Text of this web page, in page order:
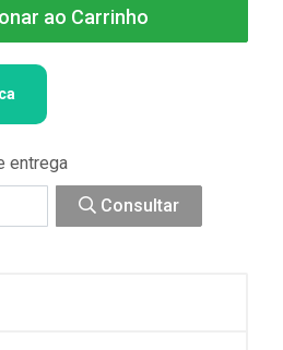
ao Carrinho
entrega
Consultar